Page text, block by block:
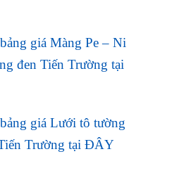
giá Màng Pe – Ni
đen Tiến Trường tại
giá Lưới tô tường
Trường tại ĐÂY